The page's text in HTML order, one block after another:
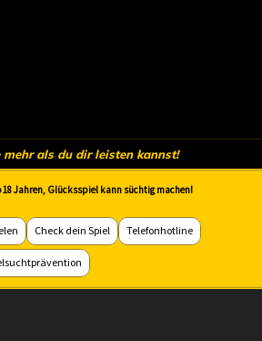
mehr als du dir leisten kannst!
Jahren, Glücksspiel kann süchtig machen!
Check dein Spiel Telefonhotline